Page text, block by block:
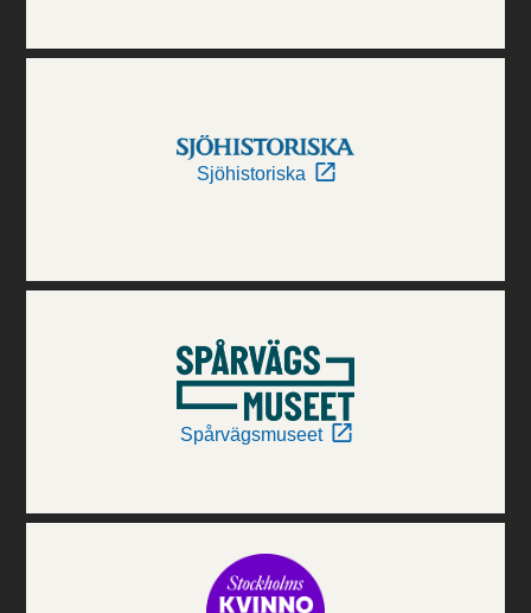
Sjöhistoriska
Spårvägsmuseet